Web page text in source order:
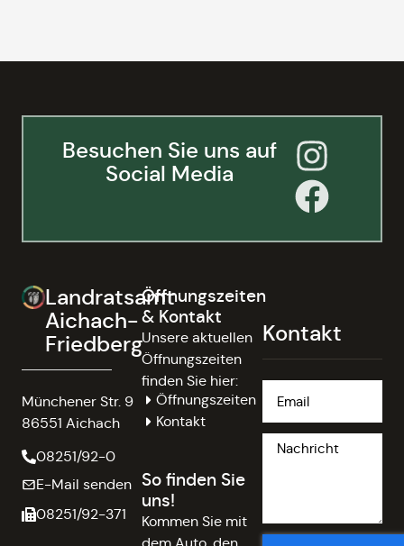
Besuchen Sie uns auf
Social Media
Landratsamt
Aichach-
Friedberg
Münchener Str. 9
86551 Aichach
08251/92-0
E-Mail senden
08251/92-371
Öffnungszeiten
& Kontakt
Unsere aktuellen
Öffnungszeiten
finden Sie hier:
Öffnungszeiten
Kontakt
So finden Sie
uns!
Kommen Sie mit
Kontakt